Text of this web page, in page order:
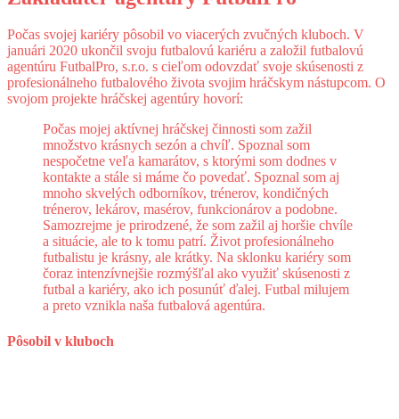
Počas svojej kariéry pôsobil vo viacerých zvučných kluboch. V
januári 2020 ukončil svoju futbalovú kariéru a založil futbalovú
agentúru FutbalPro, s.r.o. s cieľom odovzdať svoje skúsenosti z
profesionálneho futbalového života svojim hráčskym nástupcom. O
svojom projekte hráčskej agentúry hovorí:
Počas mojej aktívnej hráčskej činnosti som zažil
množstvo krásnych sezón a chvíľ. Spoznal som
nespočetne veľa kamarátov, s ktorými som dodnes v
kontakte a stále si máme čo povedať. Spoznal som aj
mnoho skvelých odborníkov, trénerov, kondičných
trénerov, lekárov, masérov, funkcionárov a podobne.
Samozrejme je prirodzené, že som zažil aj horšie chvíle
a situácie, ale to k tomu patrí. Život profesionálneho
futbalistu je krásny, ale krátky. Na sklonku kariéry som
čoraz intenzívnejšie rozmýšľal ako využiť skúsenosti z
futbal a kariéry, ako ich posunúť ďalej. Futbal milujem
a preto vznikla naša futbalová agentúra.
Pôsobil v kluboch